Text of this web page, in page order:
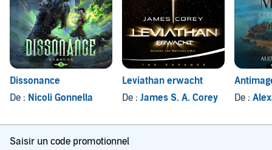
Dissonance
De : Nicoli Gonnella
Leviathan erwacht
De : James S. A. Corey
De :
Saisir un code promotionnel